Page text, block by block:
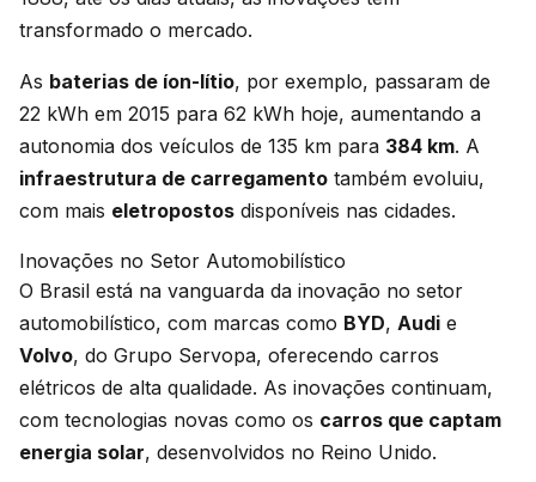
transformado o mercado.
As baterias de íon-lítio, por exemplo, passaram de
22 kWh em 2015 para 62 kWh hoje, aumentando a
autonomia dos veículos de 135 km para 384 km. A
infraestrutura de carregamento também evoluiu,
com mais eletropostos disponíveis nas cidades.
Inovações no Setor Automobilístico
O Brasil está na vanguarda da inovação no setor
automobilístico, com marcas como BYD, Audi e
Volvo, do Grupo Servopa, oferecendo carros
elétricos de alta qualidade. As inovações continuam,
com tecnologias novas como os carros que captam
energia solar, desenvolvidos no Reino Unido.